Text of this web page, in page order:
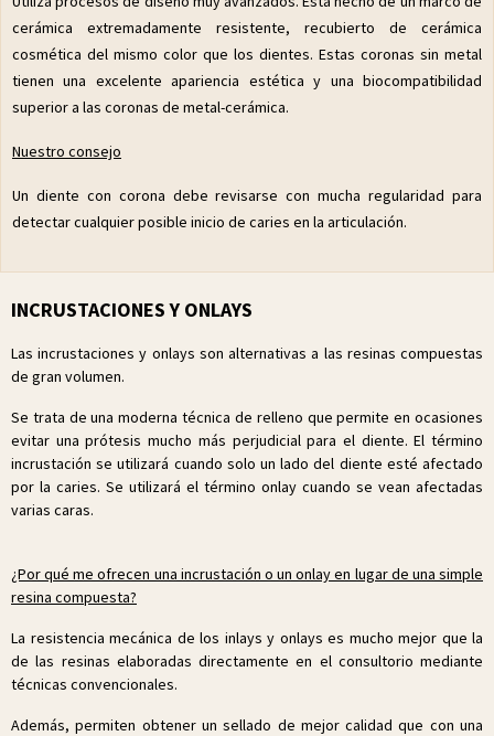
cerámica extremadamente resistente, recubierto de cerámica
cosmética del mismo color que los dientes. Estas coronas sin metal
tienen una excelente apariencia estética y una biocompatibilidad
superior a las coronas de metal-cerámica.
Nuestro consejo
Un diente con corona debe revisarse con mucha regularidad para
detectar cualquier posible inicio de caries en la articulación.
INCRUSTACIONES Y ONLAYS
Las incrustaciones y onlays son alternativas a las resinas compuestas
de gran volumen.
Se trata de una moderna técnica de relleno que permite en ocasiones
evitar una prótesis mucho más perjudicial para el diente. El término
incrustación se utilizará cuando solo un lado del diente esté afectado
por la caries. Se utilizará el término onlay cuando se vean afectadas
varias caras.
¿Por qué me ofrecen una incrustación o un onlay en lugar de una simple
resina compuesta?
La resistencia mecánica de los inlays y onlays es mucho mejor que la
de las resinas elaboradas directamente en el consultorio mediante
técnicas convencionales.
Además, permiten obtener un sellado de mejor calidad que con una